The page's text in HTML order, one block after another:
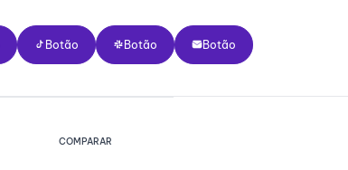
Botão
Botão
Botão
Botão
Botão
Botão
COMPARAR